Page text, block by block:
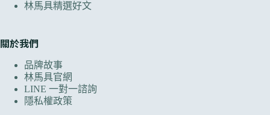
林馬具精選好文
關於我們
品牌故事
林馬具官網
LINE 一對一諮詢
隱私權政策